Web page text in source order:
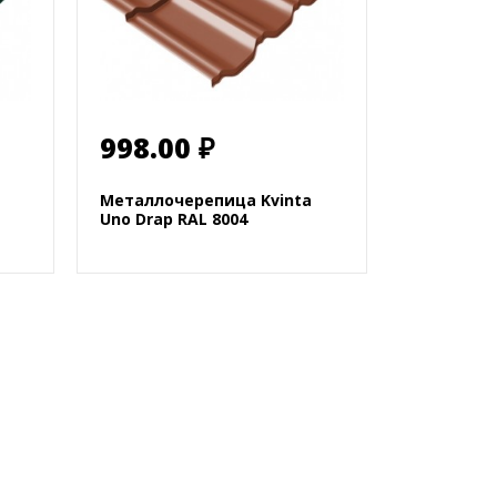
998.00 ₽
Металлочерепица Kvinta
Uno Drap RAL 8004